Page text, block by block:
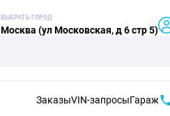
ВЫБРАТЬ ГОРОД
Москва (ул Московская, д 6 стр 5)
ЗаказыVIN-запросыГараж